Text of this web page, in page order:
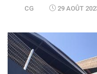
CG 29 AOÛT